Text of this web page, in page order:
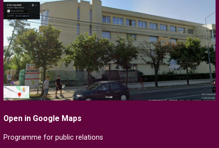
Open in Google Maps
Programme for public relations